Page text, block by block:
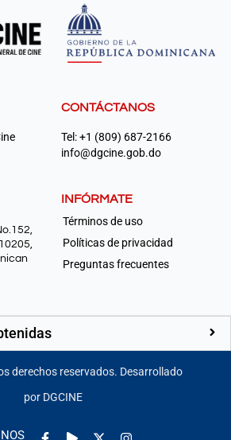
CONTÁCTANOS
Tel: +1 (809) 687-2166
info@dgcine.gob.do
INFÓRMATE
Términos de uso
Políticas de privacidad
Preguntas frecuentes
derechos reservados. Desarrollado
por DGCINE
Facebook-
Play Instagram